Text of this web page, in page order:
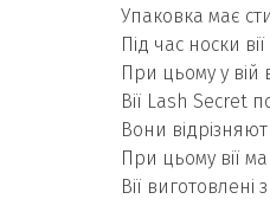
Упаковка має
Під час носки
При цьому у вій
Вії Lash Secret
Вони
При цьому вії
Вії виготовлені